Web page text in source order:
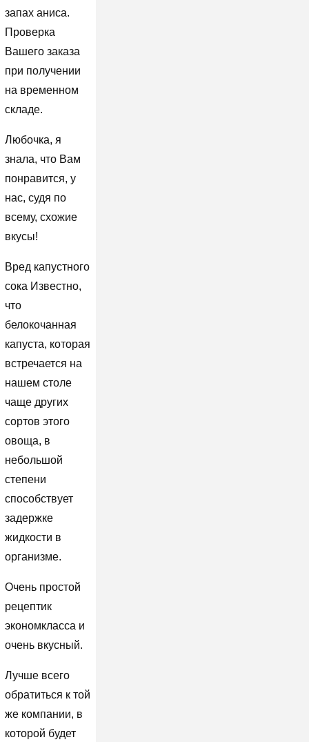
запах аниса.
Проверка
Вашего заказа
при получении
на временном
складе.
Любочка, я
знала, что Вам
понравится, у
нас, судя по
всему, схожие
вкусы!
Вред капустного
сока Известно,
что
белокочанная
капуста, которая
встречается на
нашем столе
чаще других
сортов этого
овоща, в
небольшой
степени
способствует
задержке
жидкости в
организме.
Очень простой
рецептик
экономкласса и
очень вкусный.
Лучше всего
обратиться к той
же компании, в
которой будет